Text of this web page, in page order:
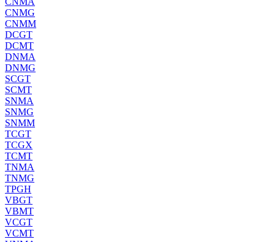
CNMG
CNMM
DCGT
DCMT
DNMA
DNMG
SCGT
SCMT
SNMA
SNMG
SNMM
TCGT
TCGX
TCMT
TNMA
TNMG
TPGH
VBGT
VBMT
VCGT
VCMT